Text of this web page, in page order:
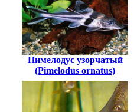
Пимелодус узорчатый
(Pimelodus ornatus)